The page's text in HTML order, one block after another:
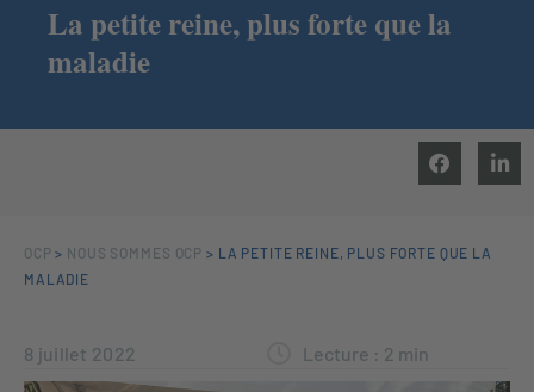
La petite reine, plus forte que la
maladie
OCP > NOUS SOMMES OCP > LA PETITE REINE, PLUS FORTE QUE LA
MALADIE
8 juillet 2022 Lecture : 2 min